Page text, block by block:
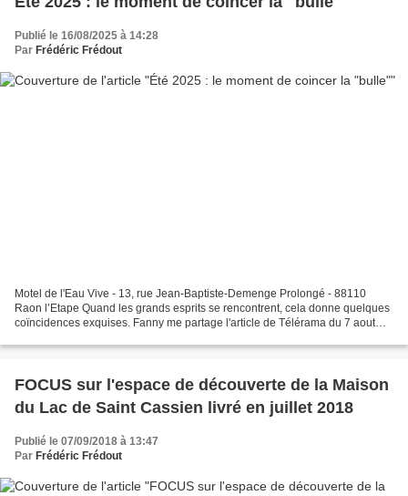
Publié le 16/08/2025 à 14:28
Par Frédéric Frédout
Motel de l'Eau Vive - 13, rue Jean-Baptiste-Demenge Prolongé - 88110
Raon l’Etape Quand les grands esprits se rencontrent, cela donne quelques
coïncidences exquises. Fanny me partage l'article de Télérama du 7 aout
FOCUS sur l'espace de découverte de la Maison
du Lac de Saint Cassien livré en juillet 2018
Publié le 07/09/2018 à 13:47
Par Frédéric Frédout